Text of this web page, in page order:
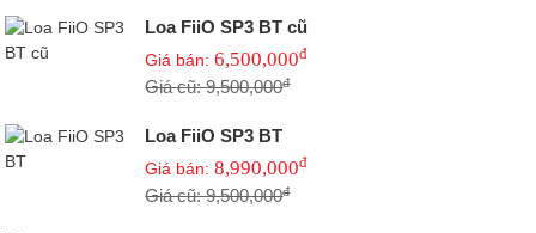
Loa FiiO SP3 BT cũ
Giá bán:6,500,000đ
Giá cũ: 9,500,000đ
Loa FiiO SP3 BT
Giá bán:8,990,000đ
Giá cũ: 9,500,000đ